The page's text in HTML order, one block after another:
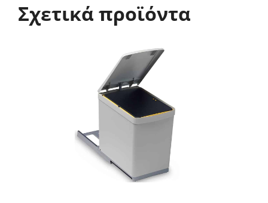
Σχετικά προϊόντα